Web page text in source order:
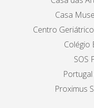
Casa
Centro
Colégio
SOS
Proximus